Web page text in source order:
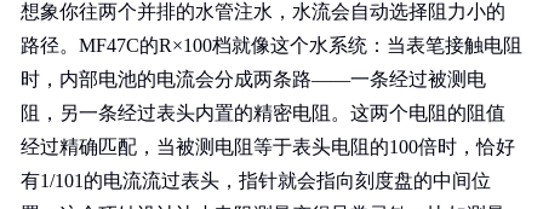
想象你往两个并排的水管注水，水流会自动选择阻力小的
路径。MF47C的R×100档就像这个水系统：当表笔接触电阻
时，内部电池的电流会分成两条路——一条经过被测电
阻，另一条经过表头内置的精密电阻。这两个电阻的阻值
经过精确匹配，当被测电阻等于表头电阻的100倍时，恰好
有1/101的电流流过表头，指针就会指向刻度盘的中间位